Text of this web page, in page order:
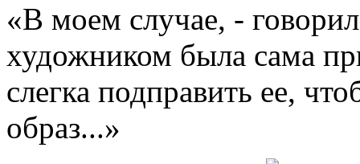
«В моем случае, -
художником была сама
слегка подправить ее,
образ...»